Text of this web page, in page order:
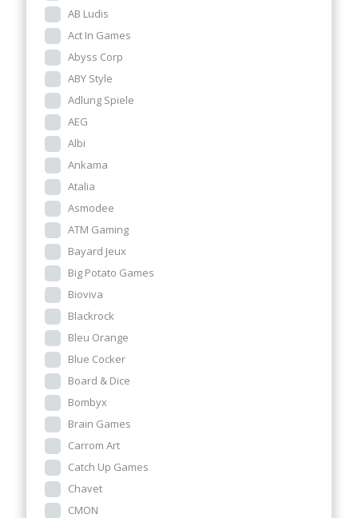
AB Ludis
Act In Games
Abyss Corp
ABY Style
Adlung Spiele
AEG
Albi
Ankama
Atalia
Asmodee
ATM Gaming
Bayard Jeux
Big Potato Games
Bioviva
Blackrock
Bleu Orange
Blue Cocker
Board & Dice
Bombyx
Brain Games
Carrom Art
Catch Up Games
Chavet
CMON